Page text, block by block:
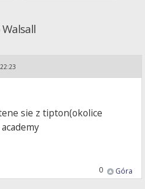
sie z tipton(okolice
Góra
0